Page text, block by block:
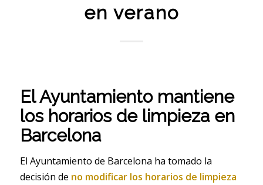
en verano
El Ayuntamiento mantiene
los horarios de limpieza en
Barcelona
El Ayuntamiento de Barcelona ha tomado la
decisión de no modificar los horarios de limpieza